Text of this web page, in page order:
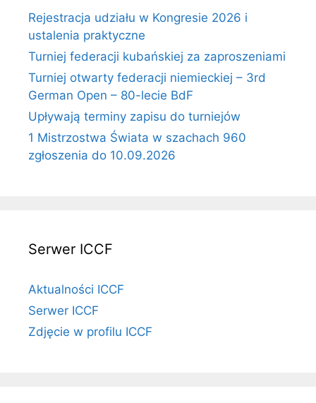
Rejestracja udziału w Kongresie 2026 i
ustalenia praktyczne
Turniej federacji kubańskiej za zaproszeniami
Turniej otwarty federacji niemieckiej – 3rd
German Open – 80-lecie BdF
Upływają terminy zapisu do turniejów
1 Mistrzostwa Świata w szachach 960
zgłoszenia do 10.09.2026
Serwer ICCF
Aktualności ICCF
Serwer ICCF
Zdjęcie w profilu ICCF